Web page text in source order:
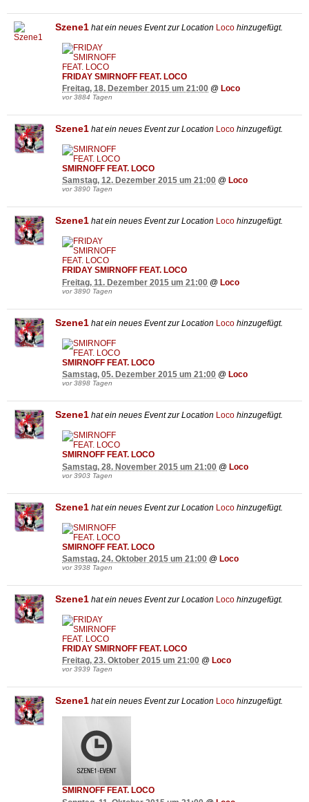
Szene1 hat ein neues Event zur Location Loco hinzugefügt.
FRIDAY SMIRNOFF FEAT. LOCO
Freitag, 18. Dezember 2015 um 21:00 @ Loco
vor 3884 Tagen
Szene1 hat ein neues Event zur Location Loco hinzugefügt.
SMIRNOFF FEAT. LOCO
Samstag, 12. Dezember 2015 um 21:00 @ Loco
vor 3890 Tagen
Szene1 hat ein neues Event zur Location Loco hinzugefügt.
FRIDAY SMIRNOFF FEAT. LOCO
Freitag, 11. Dezember 2015 um 21:00 @ Loco
vor 3890 Tagen
Szene1 hat ein neues Event zur Location Loco hinzugefügt.
SMIRNOFF FEAT. LOCO
Samstag, 05. Dezember 2015 um 21:00 @ Loco
vor 3898 Tagen
Szene1 hat ein neues Event zur Location Loco hinzugefügt.
SMIRNOFF FEAT. LOCO
Samstag, 28. November 2015 um 21:00 @ Loco
vor 3903 Tagen
Szene1 hat ein neues Event zur Location Loco hinzugefügt.
SMIRNOFF FEAT. LOCO
Samstag, 24. Oktober 2015 um 21:00 @ Loco
vor 3938 Tagen
Szene1 hat ein neues Event zur Location Loco hinzugefügt.
FRIDAY SMIRNOFF FEAT. LOCO
Freitag, 23. Oktober 2015 um 21:00 @ Loco
vor 3939 Tagen
Szene1 hat ein neues Event zur Location Loco hinzugefügt.
SMIRNOFF FEAT. LOCO